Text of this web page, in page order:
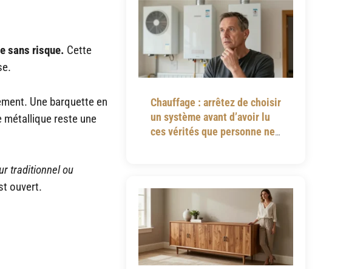
sans risque. Cette
Une barquette en
métallique reste une
traditionnel ou
ouvert.
Chauffage : arrêtez de choisir
un système avant d’avoir lu
ces vérités que personne ne